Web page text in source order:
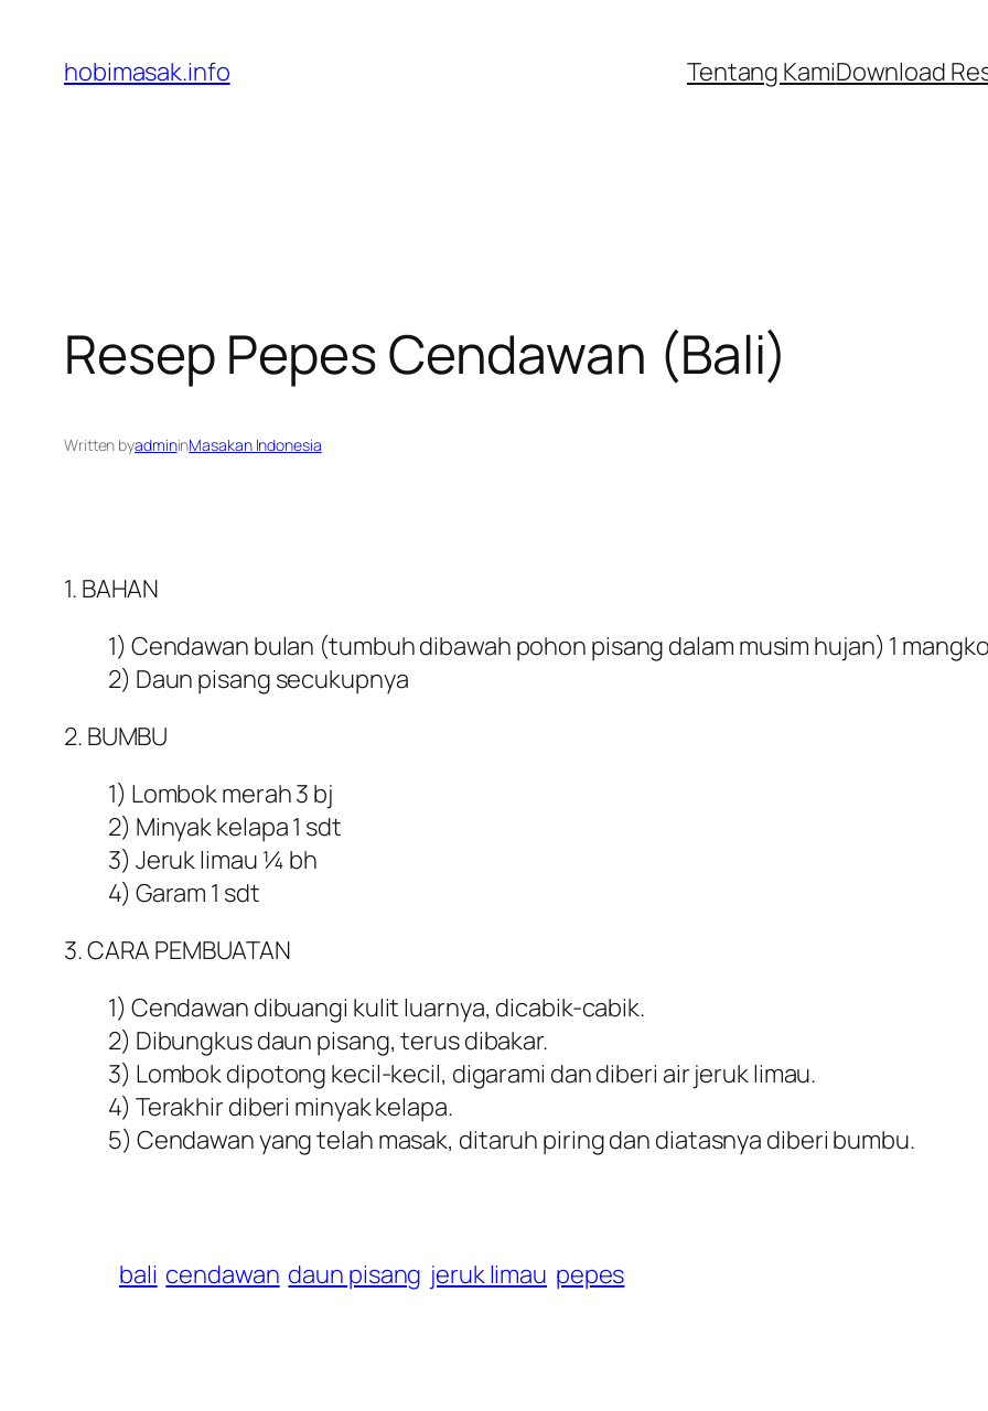
content
hobimasak.info Tentang KamiDownload
Resep Pepes Cendawan (Bali)
Written byadmininMasakan Indonesia
1. BAHAN
1) Cendawan bulan (tumbuh dibawah pohon pisang dalam musim hujan) 1
2) Daun pisang secukupnya
2. BUMBU
1) Lombok merah 3 bj
2) Minyak kelapa 1 sdt
3) Jeruk limau ¼ bh
4) Garam 1 sdt
3. CARA PEMBUATAN
1) Cendawan dibuangi kulit luarnya, dicabik-cabik.
2) Dibungkus daun pisang, terus dibakar.
3) Lombok dipotong kecil-kecil, digarami dan diberi air jeruk limau.
4) Terakhir diberi minyak kelapa.
5) Cendawan yang telah masak, ditaruh piring dan diatasnya diberi bumbu.
bali cendawan daun pisang jeruk limau pepes